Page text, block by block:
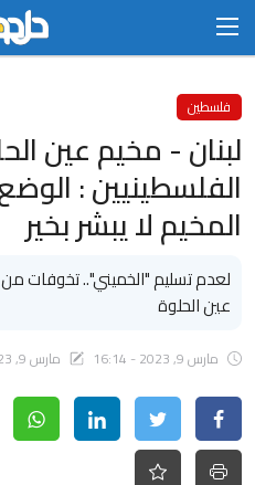
الدخول
الرئيسية
الاتصال بنا
حلحول
أخبار
تكنلوجيا
علوم
فلسطين
لبنان - مخيم عين
الفلسطينيين :
المخيم لا يبشر بخير
لعدم تسليم "الخميني".. تخوفات
عين الحلوة
مارس 9, 2023 - 16:14 مارس 9, 2023 - 16:16